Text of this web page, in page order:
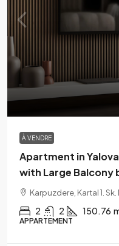
À VENDRE
Apartment in
with Large Balcony
Karpuzdere, Kartal 1.
2 2 150.76
APPARTEMENT